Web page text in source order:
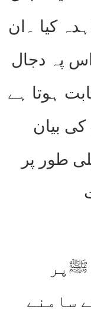
کیا ۔ان
پہ دجال
ہوتا ہے
بیان
طور پر
ﷺپر
سامنے